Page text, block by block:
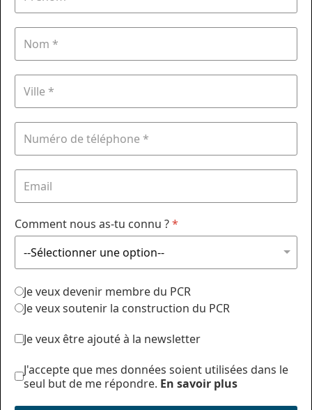
Comment nous as-tu connu ?*
Je veux devenir membre du PCR
Je veux soutenir la construction du PCR
Je veux être ajouté à la newsletter
J'accepte que mes données soient utilisées dans le
seul but de me répondre. En savoir plus